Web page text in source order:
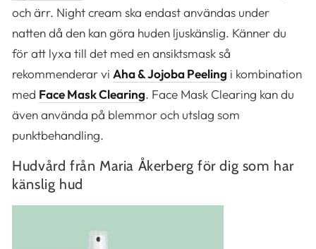
och ärr. Night cream ska endast användas under
natten då den kan göra huden ljuskänslig. Känner du
för att lyxa till det med en ansiktsmask så
rekommenderar vi Aha & Jojoba Peeling i kombination
med Face Mask Clearing. Face Mask Clearing kan du
även använda på blemmor och utslag som
punktbehandling.
Hudvård från Maria Åkerberg för dig som har
känslig hud